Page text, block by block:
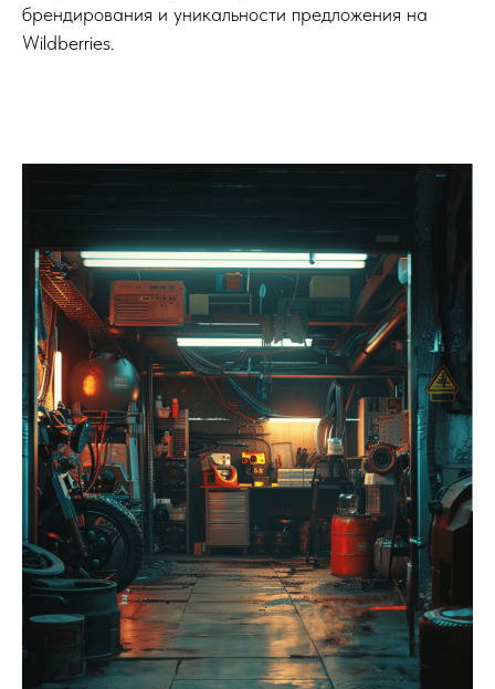
брендирования и уникальности предложения на
Wildberries.